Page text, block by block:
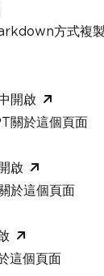
方式複
開啟
關於這個頁面
啟
於這個頁面
這個頁面